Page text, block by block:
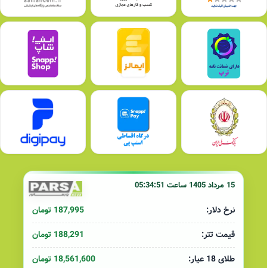
15 مرداد 1405 ساعت 05:34:51
نرخ دلار:
187,995 تومان
قیمت تتر:
188,291 تومان
طلای 18 عیار:
18,561,600 تومان